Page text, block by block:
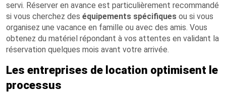
servi. Réserver en avance est particulièrement recommandé
si vous cherchez des équipements spécifiques ou si vous
organisez une vacance en famille ou avec des amis. Vous
obtenez du matériel répondant à vos attentes en validant la
réservation quelques mois avant votre arrivée.
Les entreprises de location optimisent le
processus